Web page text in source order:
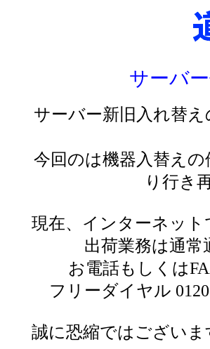
サーバ
サーバー新旧入れ替
今回のは機器入替え
り行き
現在、インターネッ
出荷業務は通
お電話もしくは
フリーダイヤル
誠に恐縮ではござい